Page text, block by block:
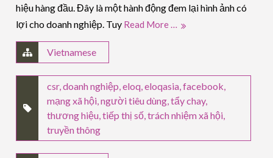
hiệu hàng đầu. Đây là một hành động đem lại hình ảnh có
lợi cho doanh nghiệp. Tuy Read More …
Vietnamese
csr,doanh nghiệp,eloq,eloqasia,facebook,
mạng xã hội,người tiêu dùng,tẩy chay,
thương hiệu,tiếp thị số,trách nhiệm xã hội,
truyền thông